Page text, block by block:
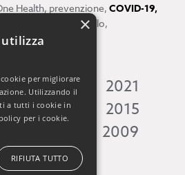
Health, prevenzione, COVID-19,
cervello,
2023 2022
2021
2017 2016
2015
2009
×
per migliorare
Utilizzando il
a tutti i cookie in
per i cookie.
RIFIUTA TUTTO